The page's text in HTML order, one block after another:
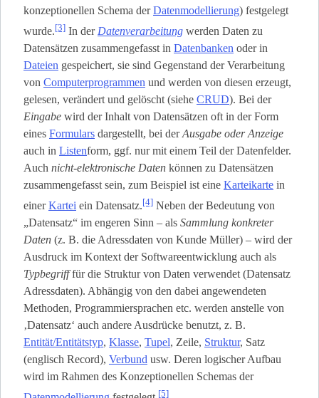
konzeptionellen Schema derDatenmodellierung) festgelegt
wurde.[3] In der Datenverarbeitung werden Daten zu
Datensätzen zusammengefasst in Datenbanken oder in
Dateien gespeichert, sie sind Gegenstand der Verarbeitung
von Computerprogrammen und werden von diesen erzeugt,
gelesen, verändert und gelöscht (siehe CRUD). Bei der
Eingabe wird der Inhalt von Datensätzen oft in der Form
eines Formulars dargestellt, bei derAusgabe oder Anzeige
auch in Listen­form, ggf. nur mit einem Teil der Datenfelder.
Auch nicht-elektronische Daten können zu Datensätzen
zusammengefasst sein, zum Beispiel ist eine Karteikarte in
einerKartei ein Datensatz.[4] Neben der Bedeutung von
„Datensatz“ im engeren Sinn – als Sammlung konkreter
Daten (z. B. die Adressdaten von Kunde Müller) – wird der
Ausdruck im Kontext der Softwareentwicklung auch als
Typbegrifffür die Struktur von Daten verwendet (Datensatz
Adressdaten). Abhängig von den dabei angewendeten
Methoden, Programmiersprachen etc. werden anstelle von
‚Datensatz‘ auch andere Ausdrücke benutzt, z. B.
Entität/Entitätstyp, Klasse, Tupel, Zeile, Struktur, Satz
(englisch Record), Verbund usw. Deren logischer Aufbau
wird im Rahmen des Konzeptionellen Schemas der
[5]